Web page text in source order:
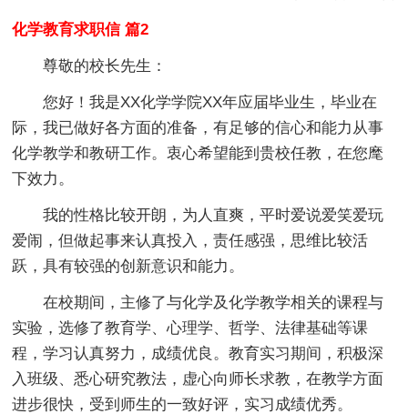
化学教育求职信 篇2
尊敬的校长先生：
您好！我是XX化学学院XX年应届毕业生，毕业在
际，我已做好各方面的准备，有足够的信心和能力从事
化学教学和教研工作。衷心希望能到贵校任教，在您麾
下效力。
我的性格比较开朗，为人直爽，平时爱说爱笑爱玩
爱闹，但做起事来认真投入，责任感强，思维比较活
跃，具有较强的创新意识和能力。
在校期间，主修了与化学及化学教学相关的课程与
实验，选修了教育学、心理学、哲学、法律基础等课
程，学习认真努力，成绩优良。教育实习期间，积极深
入班级、悉心研究教法，虚心向师长求教，在教学方面
进步很快，受到师生的一致好评，实习成绩优秀。